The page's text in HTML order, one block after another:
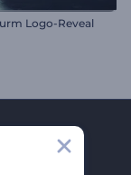
Logo-Reveal